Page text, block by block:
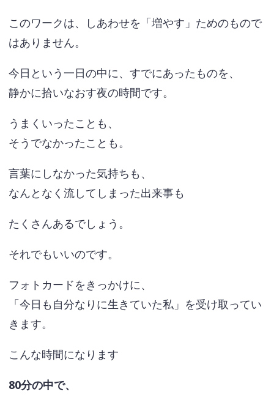
このワークは、しあわせを「増やす」ためのもので
はありません。
今日という一日の中に、すでにあったものを、
静かに拾いなおす夜の時間です。
うまくいったことも、
そうでなかったことも。
言葉にしなかった気持ちも、
なんとなく流してしまった出来事も
たくさんあるでしょう。
それでもいいのです。
フォトカードをきっかけに、
「今日も自分なりに生きていた私」を受け取ってい
きます。
こんな時間になります
80分の中で、